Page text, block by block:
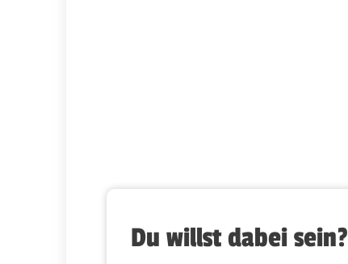
Du willst dabei sein?